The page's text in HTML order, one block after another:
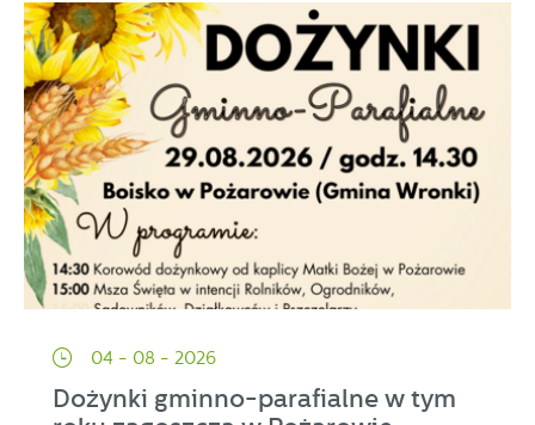
04 - 08 - 2026
Dożynki gminno-parafialne w tym